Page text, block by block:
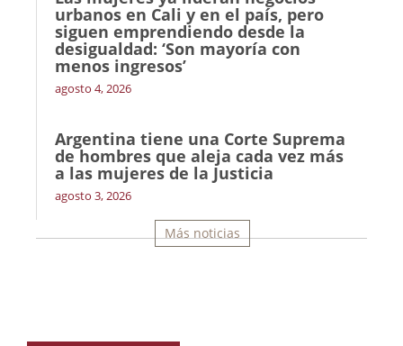
urbanos en Cali y en el país, pero
siguen emprendiendo desde la
desigualdad: ‘Son mayoría con
menos ingresos’
agosto 4, 2026
Argentina tiene una Corte Suprema
de hombres que aleja cada vez más
a las mujeres de la Justicia
agosto 3, 2026
Más noticias